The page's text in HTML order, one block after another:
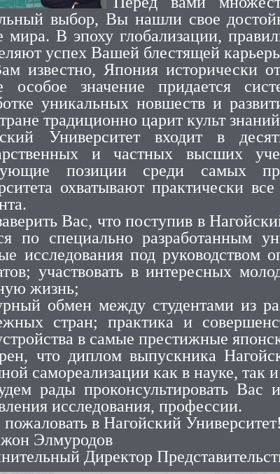
выбор, Вы нашли свое
мира. В эпоху глобализации,
успех Вашей блестящей
известно, Япония исторически
особое значение придается
уникальных новшеств и
традиционно царит культ
Университет входит в
и частных высших
позиции среди самых
охватывают практически
Вас, что поступив в
по специально разработанным
исследования под руководством
участвовать в интересных
жизнь;
обмен между студентами из
стран; практика и
в самые престижные
что диплом выпускника
самореализации как в науке, так
рады проконсультировать Вас
исследования, профессии.
в Нагойский Университет!
Элмуродов
Директор